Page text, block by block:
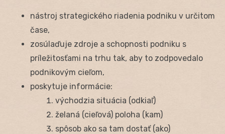
nástroj strategického riadenia podniku v určitom
čase,
zosúlaďuje zdroje a schopnosti podniku s
príležitosťami na trhu tak, aby to zodpovedalo
podnikovým cieľom,
poskytuje informácie:
východzia situácia (odkiaľ)
želaná (cieľová) poloha (kam)
spôsob ako sa tam dostať (ako)